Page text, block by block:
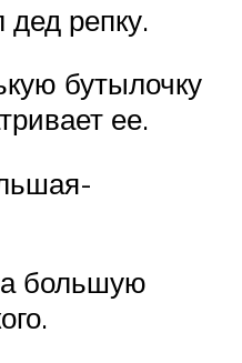
репку.
бутылочку
ее.
большую